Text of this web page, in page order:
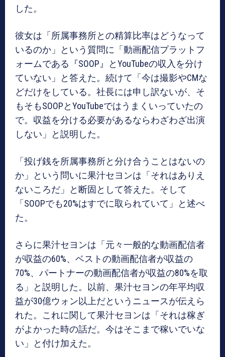
した。
彼女は「所属事務所との精算比率はどうなって
いるのか」という質問に「動画配信プラットフ
ォームである『SOOP』とYouTubeの収入を分け
ていない」と答えた。続けて「今は撮影やCMな
どだけをしている。社長には申し訳ないが、そ
もそもSOOPとYouTubeではうまくいっていたの
で。収益を分ける必要があるならわざわざ出演
しない」と説明した。
「投げ銭を所属事務所と分け合うことはないの
か」という問いに果汁セヨンは「それはありえ
ないころだ」と断固として答えた。そして
「SOOPでも20%はすでに取られていて」と述べ
た。
さらに果汁セヨンは「元々一般的な動画配信者
が収益の60%、ベストの動画配信者が収益の
70%、パートナーの動画配信者が収益の80%を取
る」と説明した。以前、果汁セヨンの年平均収
益が30億ウォン以上だというニュースが伝えら
れた。これに関して果汁セヨンは「それは稼ぎ
がよかった時の話だ。今はそこまで稼いでいな
い」と付け加えた。